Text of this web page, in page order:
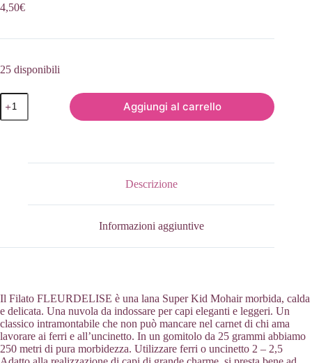
4,50€
25 disponibili
FLEURDELISE
n.
100
Aggiungi al carrello
Descrizione
Informazioni aggiuntive
Il Filato FLEURDELISE è una lana Super Kid Mohair morbida, calda
e delicata. Una nuvola da indossare per capi eleganti e leggeri. Un
classico intramontabile che non può mancare nel carnet di chi ama
lavorare ai ferri e all’uncinetto. In un gomitolo da 25 grammi abbiamo
250 metri di pura morbidezza. Utilizzare ferri o uncinetto 2 – 2,5